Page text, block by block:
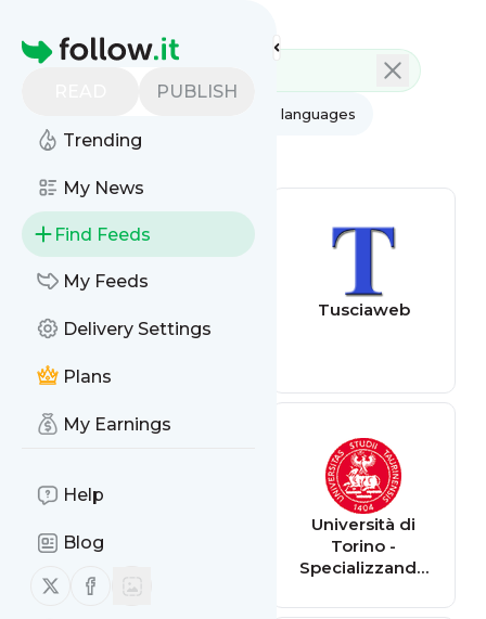
Homepage
PUBLISH
Trending
My News
Find Feeds
My Feeds
Delivery Settings
Plans
My Earnings
Help
Blog
Follow us on X (twitter)
Follow us on Facebook
All languages
All feed types
Associazione
Tusciaweb
Torino -
Università di
Torino -
Specializzando